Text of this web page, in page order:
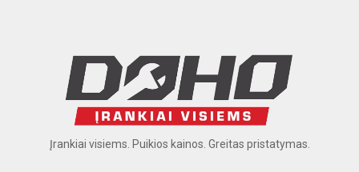
Įrankiai visiems. Puikios kainos. Greitas pristatymas.